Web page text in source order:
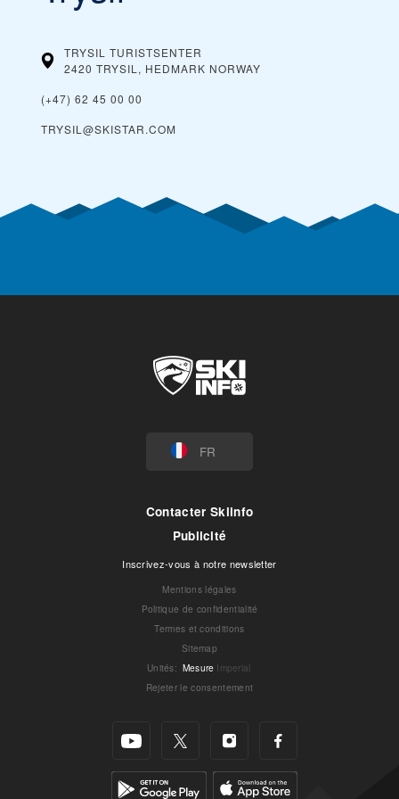
TRYSIL TURISTSENTER
2420 TRYSIL, HEDMARK NORWAY
(+47) 62 45 00 00
TRYSIL@SKISTAR.COM
FR
Contacter Skiinfo
Publicité
Inscrivez-vous à notre newsletter
Mentions légales
Politique de confidentialité
Termes et conditions
Sitemap
Unités: Mesure Imperial
Rejeter le consentement